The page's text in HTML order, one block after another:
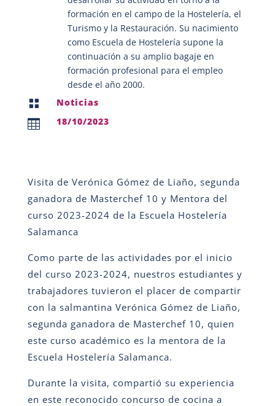
formación en el campo de la Hostelería, el
Turismo y la Restauración. Su nacimiento
como Escuela de Hostelería supone la
continuación a su amplio bagaje en
formación profesional para el empleo
desde el año 2000.
 Noticias
 18/10/2023
Visita de Verónica Gómez de Liaño, segunda
ganadora de Masterchef 10 y Mentora del
curso 2023-2024 de la Escuela Hostelería
Salamanca
Como parte de las actividades por el inicio
del curso 2023-2024, nuestros estudiantes y
trabajadores tuvieron el placer de compartir
con la salmantina Verónica Gómez de Liaño,
segunda ganadora de Masterchef 10, quien
este curso académico es la mentora de la
Escuela Hostelería Salamanca.
Durante la visita, compartió su experiencia
en este reconocido concurso de cocina a